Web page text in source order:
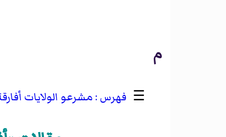
م
☰ مشرعو الولايات